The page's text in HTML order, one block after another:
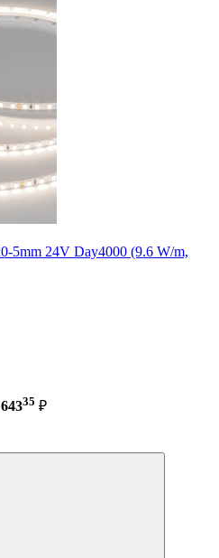
5mm 24V Day4000 (9.6 W/m,
35 ₽